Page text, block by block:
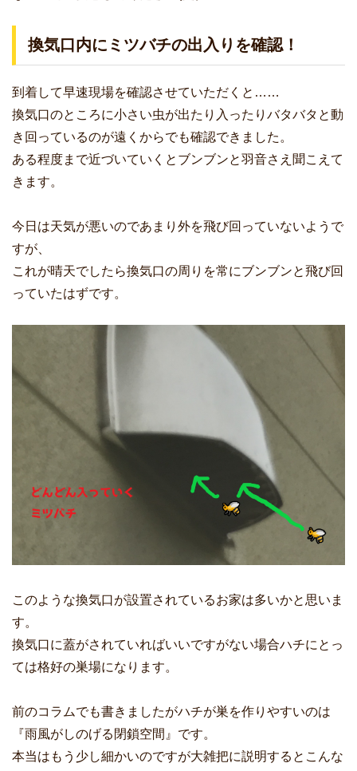
換気口内にミツバチの出入りを確認！
到着して早速現場を確認させていただくと……
換気口のところに小さい虫が出たり入ったりバタバタと動
き回っているのが遠くからでも確認できました。
ある程度まで近づいていくとブンブンと羽音さえ聞こえて
きます。
今日は天気が悪いのであまり外を飛び回っていないようで
すが、
これが晴天でしたら換気口の周りを常にブンブンと飛び回
っていたはずです。
このような換気口が設置されているお家は多いかと思いま
す。
換気口に蓋がされていればいいですがない場合ハチにとっ
ては格好の巣場になります。
前のコラムでも書きましたがハチが巣を作りやすいのは
『雨風がしのげる閉鎖空間』です。
本当はもう少し細かいのですが大雑把に説明するとこんな